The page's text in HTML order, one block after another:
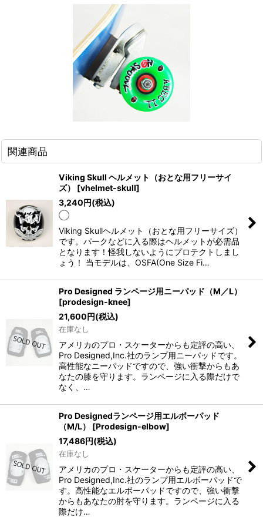
関連商品
Viking Skull ヘルメット（おとな用フリーサイ
ズ）
[vhelmet-skull]
3,240円(税込)
◯
Viking Skullヘルメット（おとな用フリーサイズ）
です。パークなどに入る際はヘルメットが必需品
となります！怪我しないようにプロテクトしまし
ょう！ 当モデルは、OSFA(One Size Fi…
Pro Designed ランページ用ニーパッド（M／L）
[prodesign-knee]
21,600円(税込)
在庫なし
アメリカのプロ・スケーターからも定評の高い、
Pro Designed,Inc.社のランプ用ニーパッドです。
高性能なニーパッドですので、強い衝撃からもあ
なたの膝を守ります。ランページに入る際だけで
なく、…
Pro Designedランページ用エルボーパッド
（M/L）
[Prodesign-elbow]
17,486円(税込)
在庫なし
アメリカのプロ・スケーターからも定評の高い、
Pro Designed,Inc.社のランプ用エルボーパッドで
す。高性能なエルボーパッドですので、強い衝撃
からもあなたの肘を守ります。ランページに入る
際だけ…